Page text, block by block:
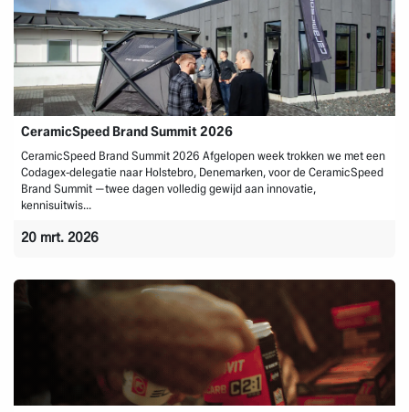
CeramicSpeed Brand Summit 2026
CeramicSpeed Brand Summit 2026 Afgelopen week trokken we met een
Codagex‑delegatie naar Holstebro, Denemarken, voor de CeramicSpeed
Brand Summit —twee dagen volledig gewijd aan innovatie,
kennisuitwis...
20 mrt. 2026